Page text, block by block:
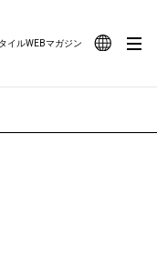
イルWEBマガジン